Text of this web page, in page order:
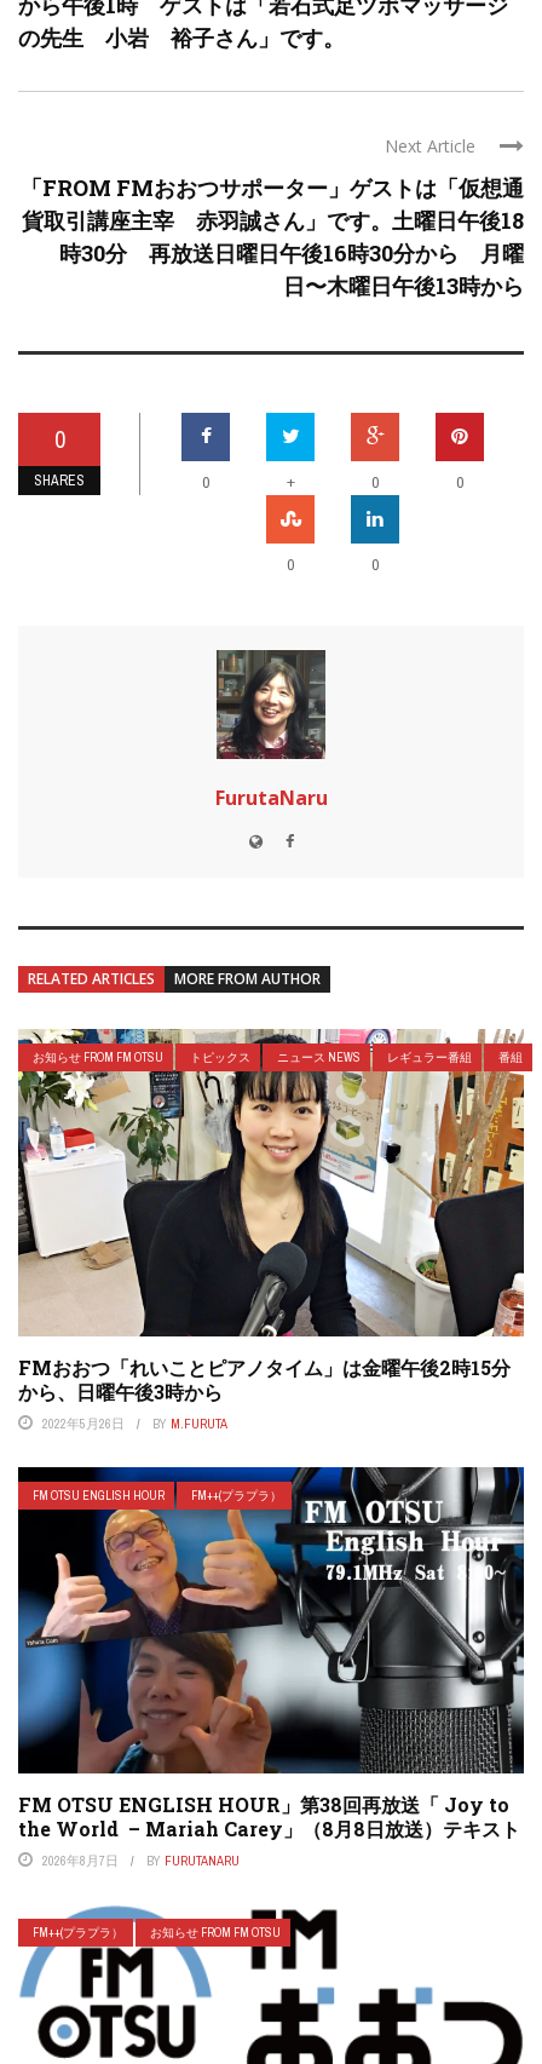
の先生 小岩 裕子さん」です。
Next Article
「FROM FMおおつサポーター」ゲストは「仮想通
貨取引講座主宰 赤羽誠さん」です。土曜日午後18
時30分 再放送日曜日午後16時30分から 月曜
日〜木曜日午後13時から
0
SHARES 0 + 0 0
0 0
FurutaNaru
RELATED ARTICLES MORE FROM AUTHOR
お知らせ FROM FM OTSU トピックス ニュース NEWS レギュラー番組 番組
FMおおつ「れいことピアノタイム」は金曜午後2時15分
から、日曜午後3時から
2022年5月26日 BY M.FURUTA
FM OTSU ENGLISH HOUR FM++(プラプラ）
FM OTSU ENGLISH HOUR」第38回再放送「 Joy to
the World – Mariah Carey」（8月8日放送）テキスト
2026年8月7日 BY FURUTANARU
FM++(プラプラ） お知らせ FROM FM OTSU